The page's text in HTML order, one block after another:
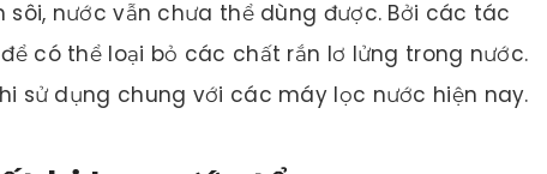
sôi, nước vẫn chưa thể dùng được. Bởi các tác
có thể loại bỏ các chất rắn lơ lửng trong nước.
sử dụng chung với các máy lọc nước hiện nay.